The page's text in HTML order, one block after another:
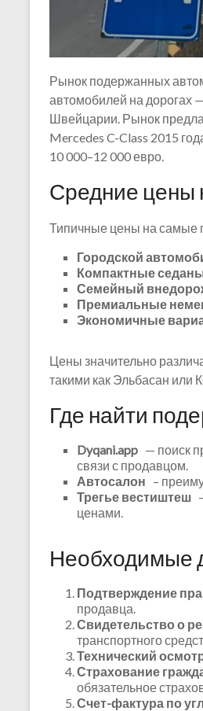
Рынок подержанных
автомобилей на дорогах
Швейцарии. Рынок
Mercedes C-Class 2015
10 000–12 000 евро.
Средние цены
Типичные цены на самые
Городской
Компактные
Семейный
Премиальные
Экономичные
Цены значительно
такими как Эльбасан или
Где найти
Dyqani.app — поиск
связи с продавцом.
Автосалон –
Трегье вестиштеш
ценами.
Необходимые
Подтверждение
продавца.
Свидетельство о
транспортного
Технический
Страхование
обязательное
Счет-фактура по